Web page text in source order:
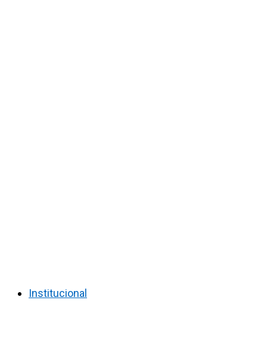
Institucional